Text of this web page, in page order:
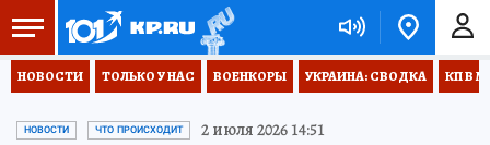
НОВОСТИ ТОЛЬКО У НАС ВОЕНКОРЫ УКРАИНА: СВОДКА КП В
НОВОСТИ ЧТО ПРОИСХОДИТ 2 июля 2026 14:51